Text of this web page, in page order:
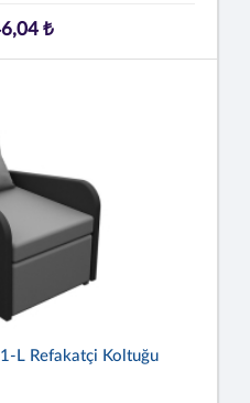
₺
L Refakatçi Koltuğu